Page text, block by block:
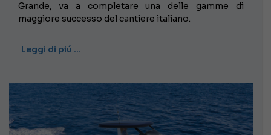
Grande, va a completare una delle gamme di
maggiore successo del cantiere italiano.
Leggi di piú …